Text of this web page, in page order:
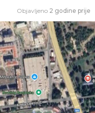
Objavljeno 2 godine prije